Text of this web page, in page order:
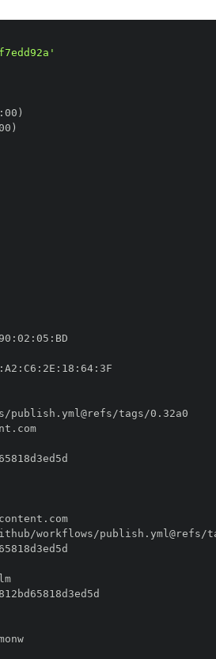
:
90 : 02 : 05 :
: A2 : C6 : 2E : 18 : 64:
//token.actions.githubusercontent.com
//token.actions.githubusercontent.com
//github.com/simonw/llm
//github.com/simonw